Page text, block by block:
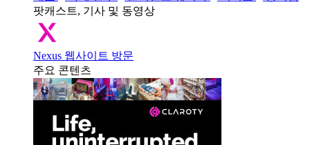
팟캐스트, 기사 및 동영상
Nexus 웹사이트 방문
주요 콘텐츠